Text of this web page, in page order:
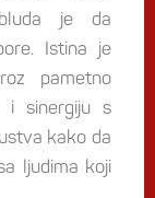
je da
Istina je
pametno
i sinergiju s
kako da
ljudima koji